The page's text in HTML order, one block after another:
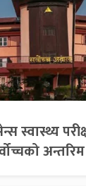
स्वास्थ्य